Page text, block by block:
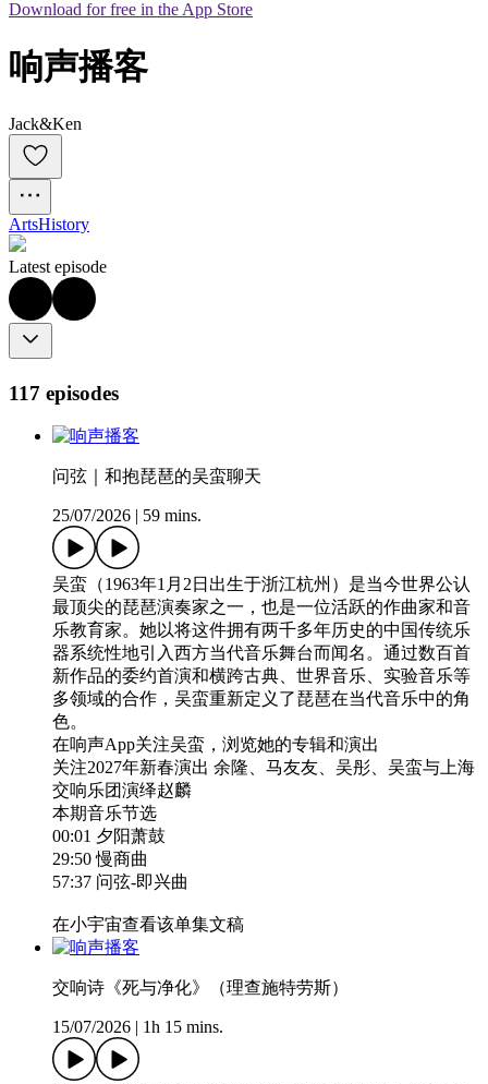
Download for free in the App Store
响声播客
Jack&Ken
ArtsHistory
Latest episode
117 episodes
问弦｜和抱琵琶的吴蛮聊天
25/07/2026 59 mins.
吴蛮（1963年1月2日出生于浙江杭州）是当今世界公认
最顶尖的琵琶演奏家之一，也是一位活跃的作曲家和音
乐教育家。她以将这件拥有两千多年历史的中国传统乐
器系统性地引入西方当代音乐舞台而闻名。通过数百首
新作品的委约首演和横跨古典、世界音乐、实验音乐等
多领域的合作，吴蛮重新定义了琵琶在当代音乐中的角
色。
在响声App关注吴蛮，浏览她的专辑和演出
关注2027年新春演出 余隆、马友友、吴彤、吴蛮与上海
交响乐团演绎赵麟
本期音乐节选
00:01 夕阳萧鼓
29:50 慢商曲
57:37 问弦-即兴曲
在小宇宙查看该单集文稿
交响诗《死与净化》（理查施特劳斯）
15/07/2026 1h 15 mins.